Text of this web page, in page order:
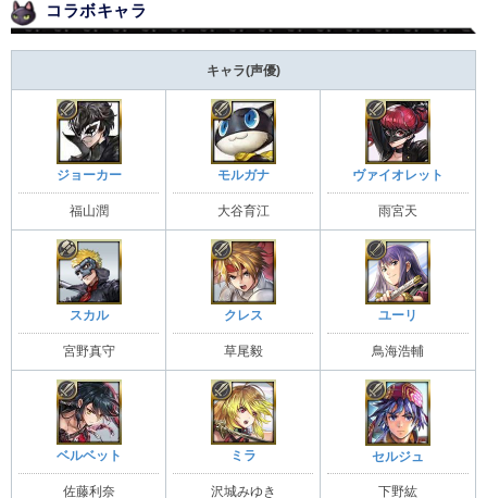
コラボキャラ
キャラ(声優)
ジョーカー
福山潤
モルガナ
大谷育江
ヴァイオレット
雨宮天
スカル
宮野真守
クレス
草尾毅
ユーリ
鳥海浩輔
ベルベット
佐藤利奈
ミラ
沢城みゆき
セルジュ
下野紘